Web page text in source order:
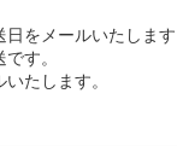
日をメールいたしま
す。
たします。